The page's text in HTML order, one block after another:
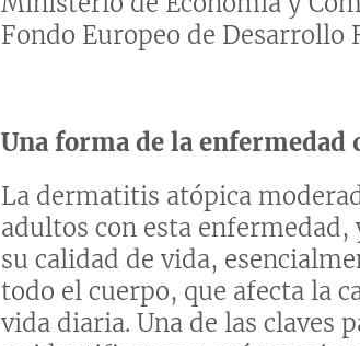
Fondo Europeo de Desarrollo
Una forma de la enfermedad
La dermatitis atópica
adultos con esta
su calidad de vida,
todo el cuerpo, que afecta la
vida diaria. Una de las claves